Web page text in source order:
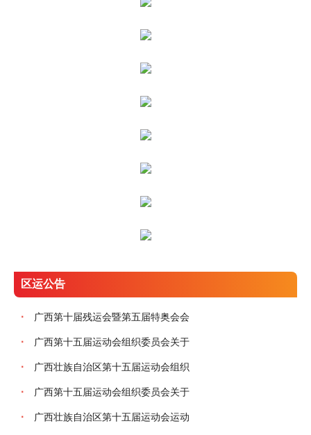
区运公告
· 广西第十届残运会暨第五届特奥会会
· 广西第十五届运动会组织委员会关于
· 广西壮族自治区第十五届运动会组织
· 广西第十五届运动会组织委员会关于
· 广西壮族自治区第十五届运动会运动